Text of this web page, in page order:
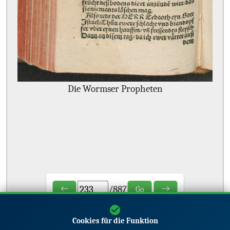
Die Wormser Propheten
/887 Go
Cookies für die Funktion